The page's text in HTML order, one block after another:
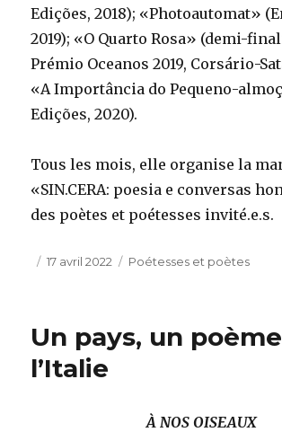
Edições, 2018); «Photoautomat»
2019); «O Quarto Rosa» (demi-
Prémio Oceanos 2019, Corsário-
«A Importância do Pequeno-
Edições, 2020).
Tous les mois, elle organise la
«SIN.CERA: poesia e conversas
des poètes et poétesses invité.e.s.
Publié
17 avril 2022 Catégories
Poétesses et poètes
Un pays, un
l’Italie
À NOS OISEAUX